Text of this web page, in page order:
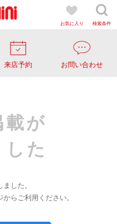
お気に入り 検索条件
来店予約 お問い合わせ
載が
た
した。
らご利用ください。